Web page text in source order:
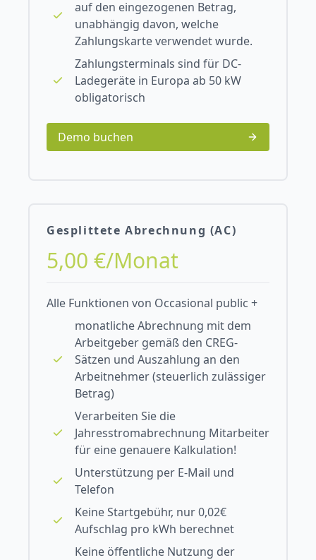
auf den eingezogenen Betrag,
unabhängig davon, welche
Zahlungskarte verwendet wurde.
Zahlungsterminals sind für DC-
Ladegeräte in Europa ab 50 kW
obligatorisch
Demo buchen
Gesplittete Abrechnung (AC)
5,00 €/Monat
Alle Funktionen von Occasional public +
monatliche Abrechnung mit dem
Arbeitgeber gemäß den CREG-
Sätzen und Auszahlung an den
Arbeitnehmer (steuerlich zulässiger
Betrag)
Verarbeiten Sie die
Jahresstromabrechnung Mitarbeiter
für eine genauere Kalkulation!
Unterstützung per E-Mail und
Telefon
Keine Startgebühr, nur 0,02€
Aufschlag pro kWh berechnet
Keine öffentliche Nutzung der